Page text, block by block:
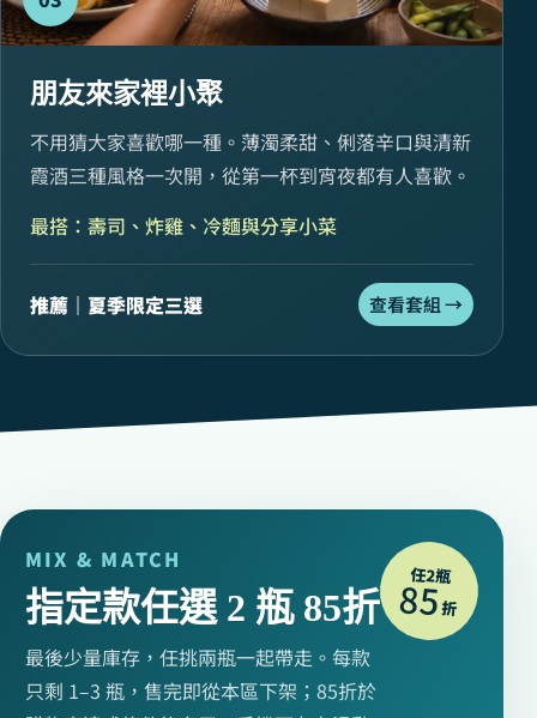
朋友來家裡小聚
不用猜大家喜歡哪一種。薄濁柔甜、俐落辛口與清新
霞酒三種風格一次開，從第一杯到宵夜都有人喜歡。
最搭：壽司、炸雞、冷麵與分享小菜
推薦｜夏季限定三選 查看套組 →
MIX & MATCH
指定款任選 2 瓶 85折
最後少量庫存，任挑兩瓶一起帶走。每款
只剩 1–3 瓶，售完即從本區下架；85折於
任2瓶
85折